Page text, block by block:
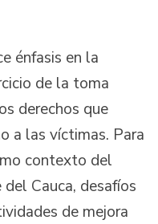
énfasis en la
de la toma
derechos que
a las víctimas. Para
contexto del
Cauca, desafíos
de mejora